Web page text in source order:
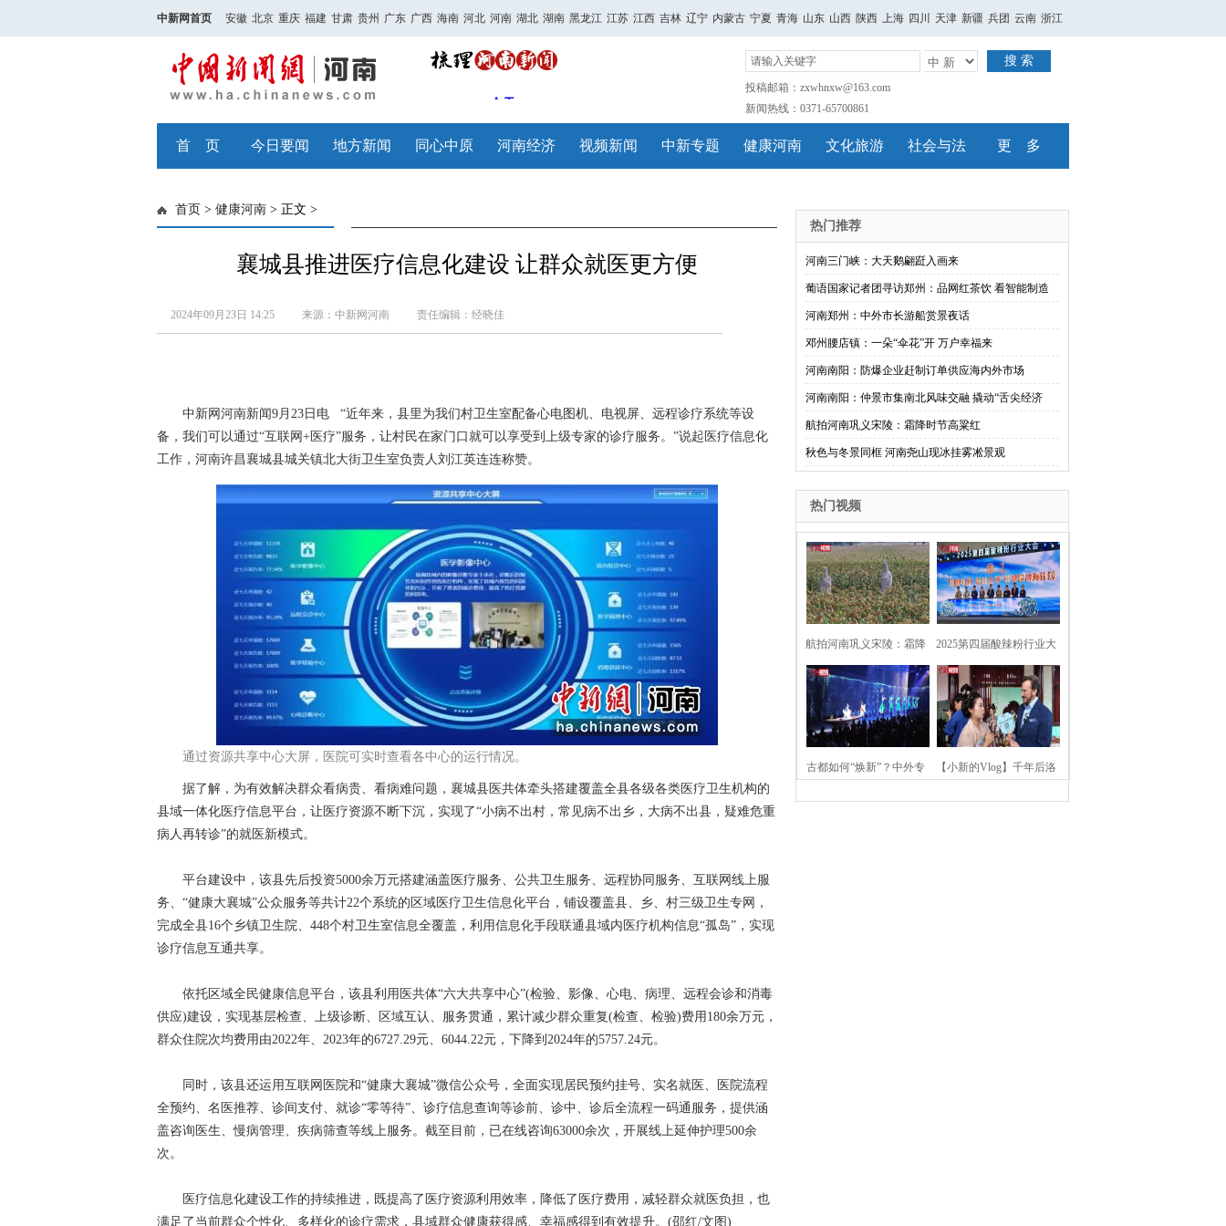
中新网首页 安徽 北京 重庆 福建 甘肃 贵州 广东 广西 海南 河北 河南 湖北 湖南 黑龙江 江苏 江西 吉林 辽宁 内蒙古 宁夏 青海 山东 山西 陕西 上海 四川 天津 新疆 兵团 云南 浙江
搜 索
投稿邮箱：zxwhnxw@163.com
新闻热线：0371-65700861
首 页 今日要闻 地方新闻 同心中原 河南经济 视频新闻 中新专题 健康河南 文化旅游 社会与法 更 多
首页 > 健康河南 > 正文 >
襄城县推进医疗信息化建设 让群众就医更方便
2024年09月23日 14:25 来源：中新网河南 责任编辑：经晓佳
中新网河南新闻9月23日电 “近年来，县里为我们村卫生室配备心电图机、电视屏、远程诊疗系统等设
备，我们可以通过“互联网+医疗”服务，让村民在家门口就可以享受到上级专家的诊疗服务。”说起医疗信息化
工作，河南许昌襄城县城关镇北大街卫生室负责人刘江英连连称赞。
通过资源共享中心大屏，医院可实时查看各中心的运行情况。
据了解，为有效解决群众看病贵、看病难问题，襄城县医共体牵头搭建覆盖全县各级各类医疗卫生机构的
县域一体化医疗信息平台，让医疗资源不断下沉，实现了“小病不出村，常见病不出乡，大病不出县，疑难危重
病人再转诊”的就医新模式。
平台建设中，该县先后投资5000余万元搭建涵盖医疗服务、公共卫生服务、远程协同服务、互联网线上服
务、“健康大襄城”公众服务等共计22个系统的区域医疗卫生信息化平台，铺设覆盖县、乡、村三级卫生专网，
完成全县16个乡镇卫生院、448个村卫生室信息全覆盖，利用信息化手段联通县域内医疗机构信息“孤岛”，实现
诊疗信息互通共享。
依托区域全民健康信息平台，该县利用医共体“六大共享中心”(检验、影像、心电、病理、远程会诊和消毒
供应)建设，实现基层检查、上级诊断、区域互认、服务贯通，累计减少群众重复(检查、检验)费用180余万元，
群众住院次均费用由2022年、2023年的6727.29元、6044.22元，下降到2024年的5757.24元。
同时，该县还运用互联网医院和“健康大襄城”微信公众号，全面实现居民预约挂号、实名就医、医院流程
全预约、名医推荐、诊间支付、就诊“零等待”、诊疗信息查询等诊前、诊中、诊后全流程一码通服务，提供涵
盖咨询医生、慢病管理、疾病筛查等线上服务。截至目前，已在线咨询63000余次，开展线上延伸护理500余
次。
医疗信息化建设工作的持续推进，既提高了医疗资源利用效率，降低了医疗费用，减轻群众就医负担，也
满足了当前群众个性化、多样化的诊疗需求，县域群众健康获得感、幸福感得到有效提升。(邵红/文图)
热门推荐
河南三门峡：大天鹅翩跹入画来
葡语国家记者团寻访郑州：品网红茶饮 看智能制造
河南郑州：中外市长游船赏景夜话
邓州腰店镇：一朵“伞花”开 万户幸福来
河南南阳：防爆企业赶制订单供应海内外市场
河南南阳：仲景市集南北风味交融 撬动“舌尖经济
航拍河南巩义宋陵：霜降时节高粱红
秋色与冬景同框 河南尧山现冰挂雾凇景观
热门视频
航拍河南巩义宋陵：霜降
时节高粱红
2025第四届酸辣粉行业大
会在河南开封举行
古都如何“焕新”？中外专 【小新的Vlog】千年后洛